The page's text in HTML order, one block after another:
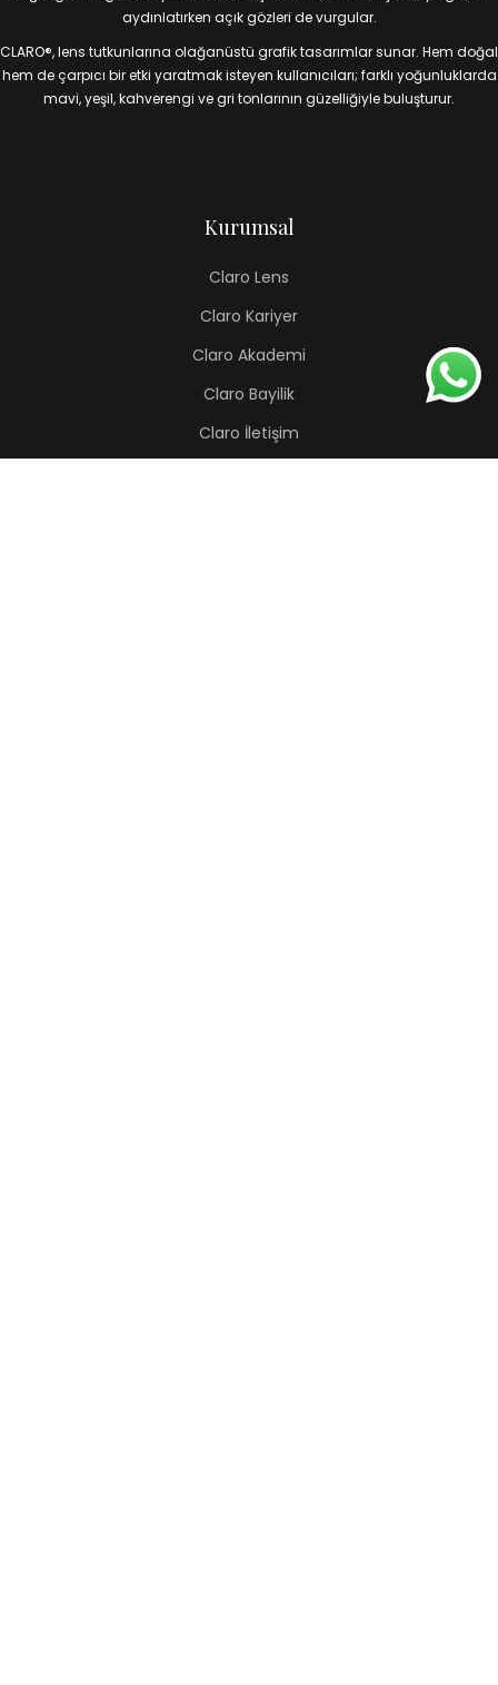
aydınlatırken açık gözleri de vurgular.
CLARO®, lens tutkunlarına olağanüstü grafik tasarımlar sunar. Hem doğal
hem de çarpıcı bir etki yaratmak isteyen kullanıcıları; farklı yoğunluklarda
mavi, yeşil, kahverengi ve gri tonlarının güzelliğiyle buluşturur.
Kurumsal
Claro Lens
Claro Kariyer
Claro Akademi
Claro Bayilik
Claro İletişim